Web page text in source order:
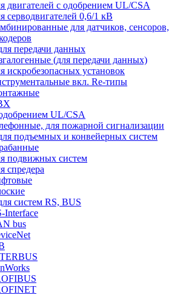
двигателей с одобрением UL/CSA
серводвигателей 0,6/1 кВ
для датчиков, cенсоров,
передачи данных
(для передачи данных)
искробезопасных установок
вкл. Re-типы
UL/CSA
для пожарной сигнализации
подъемных и конвейерных систем
подвижных систем
спредера
систем RS, BUS
Interface
bus